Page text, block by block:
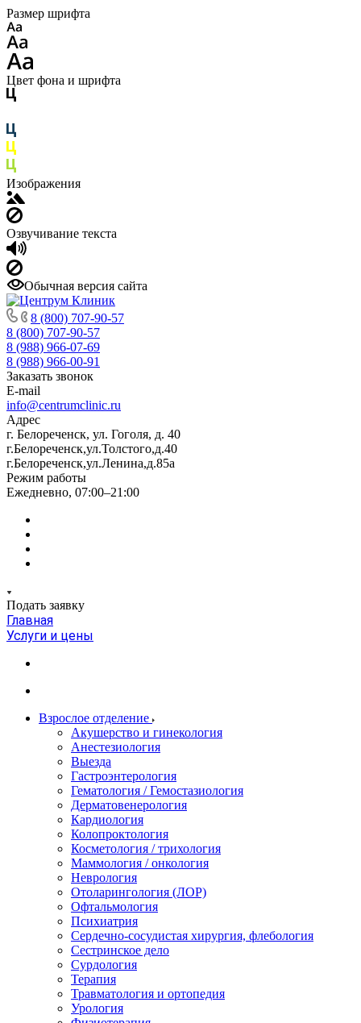
Размер шрифта
Цвет фона и шрифта
Изображения
Озвучивание текста
Обычная версия сайта
8 (800) 707-90-57
8 (800) 707-90-57
8 (988) 966-07-69
8 (988) 966-00-91
Заказать звонок
E-mail
info@centrumclinic.ru
Адрес
г. Белореченск, ул. Гоголя, д. 40
г.Белореченск,ул.Толстого,д.40
г.Белореченск,ул.Ленина,д.85а
Режим работы
Ежедневно, 07:00–21:00
Подать заявку
Главная
Услуги и цены
Взрослое отделение
Акушерство и гинекология
Анестезиология
Выезда
Гастроэнтерология
Гематология / Гемостазиология
Дерматовенерология
Кардиология
Колопроктология
Косметология / трихология
Маммология / онкология
Неврология
Отоларингология (ЛОР)
Офтальмология
Психиатрия
Сердечно-сосудистая хирургия, флебология
Сестринское дело
Сурдология
Терапия
Травматология и ортопедия
Урология